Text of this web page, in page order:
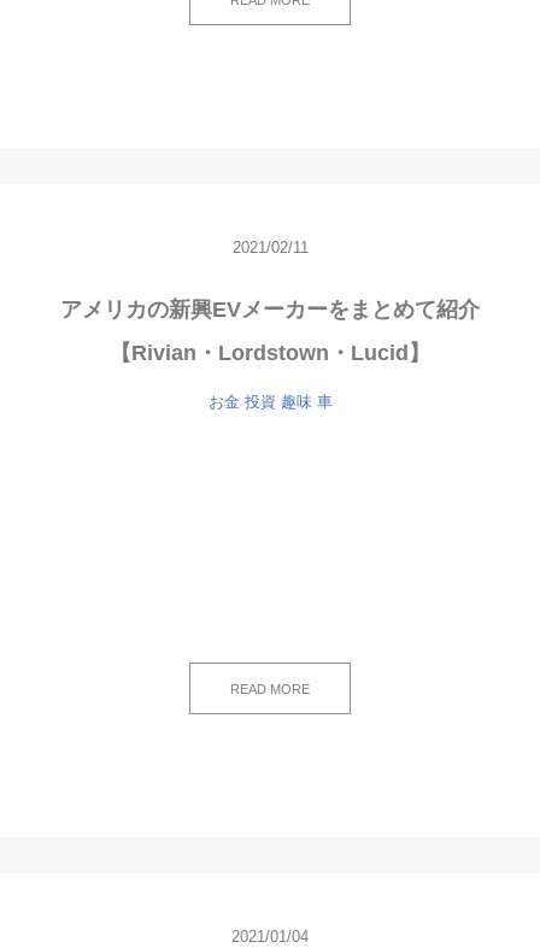
2021/02/11
アメリカの新興EVメーカーをまとめて紹介
【Rivian・Lordstown・Lucid】
お金 投資 趣味 車
READ MORE
2021/01/04